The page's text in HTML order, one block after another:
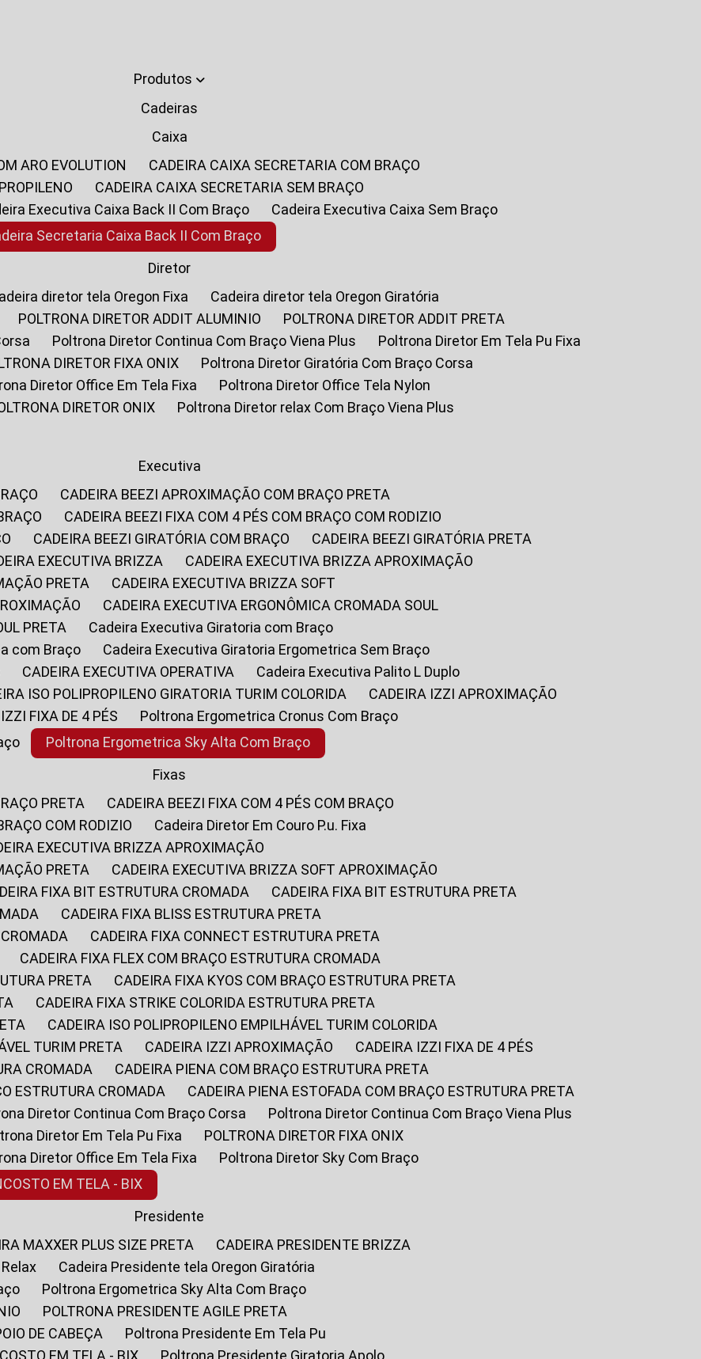
Produtos
Cadeiras
Caixa
ARO EVOLUTION
CADEIRA CAIXA SECRETARIA COM BRAÇO
CADEIRA CAIXA SECRETARIA SEM BRAÇO
Executiva Caixa Back II Com Braço
Cadeira Executiva Caixa Sem Braço
Secretaria Caixa Back II Com Braço
Diretor
Cadeira diretor tela Oregon Fixa
Cadeira diretor tela Oregon Giratória
POLTRONA DIRETOR ADDIT ALUMINIO
POLTRONA DIRETOR ADDIT PRETA
Poltrona Diretor Continua Com Braço Viena Plus
Poltrona Diretor Em Tela Pu Fixa
DIRETOR FIXA ONIX
Poltrona Diretor Giratória Com Braço Corsa
Diretor Office Em Tela Fixa
Poltrona Diretor Office Tela Nylon
DIRETOR ONIX
Poltrona Diretor relax Com Braço Viena Plus
Executiva
CADEIRA BEEZI APROXIMAÇÃO COM BRAÇO PRETA
CADEIRA BEEZI FIXA COM 4 PÉS COM BRAÇO COM RODIZIO
CADEIRA BEEZI GIRATÓRIA COM BRAÇO
CADEIRA BEEZI GIRATÓRIA PRETA
EXECUTIVA BRIZZA
CADEIRA EXECUTIVA BRIZZA APROXIMAÇÃO
PRETA
CADEIRA EXECUTIVA BRIZZA SOFT
CADEIRA EXECUTIVA ERGONÔMICA CROMADA SOUL
PRETA
Cadeira Executiva Giratoria com Braço
com Braço
Cadeira Executiva Giratoria Ergometrica Sem Braço
CADEIRA EXECUTIVA OPERATIVA
Cadeira Executiva Palito L Duplo
ISO POLIPROPILENO GIRATORIA TURIM COLORIDA
CADEIRA IZZI APROXIMAÇÃO
IZZI FIXA DE 4 PÉS
Poltrona Ergometrica Cronus Com Braço
Poltrona Ergometrica Sky Alta Com Braço
Fixas
PRETA
CADEIRA BEEZI FIXA COM 4 PÉS COM BRAÇO
COM RODIZIO
Cadeira Diretor Em Couro P.u. Fixa
EXECUTIVA BRIZZA APROXIMAÇÃO
PRETA
CADEIRA EXECUTIVA BRIZZA SOFT APROXIMAÇÃO
FIXA BIT ESTRUTURA CROMADA
CADEIRA FIXA BIT ESTRUTURA PRETA
CADEIRA FIXA BLISS ESTRUTURA PRETA
CADEIRA FIXA CONNECT ESTRUTURA PRETA
CADEIRA FIXA FLEX COM BRAÇO ESTRUTURA CROMADA
PRETA
CADEIRA FIXA KYOS COM BRAÇO ESTRUTURA PRETA
CADEIRA FIXA STRIKE COLORIDA ESTRUTURA PRETA
CADEIRA ISO POLIPROPILENO EMPILHÁVEL TURIM COLORIDA
TURIM PRETA
CADEIRA IZZI APROXIMAÇÃO
CADEIRA IZZI FIXA DE 4 PÉS
CROMADA
CADEIRA PIENA COM BRAÇO ESTRUTURA PRETA
ESTRUTURA CROMADA
CADEIRA PIENA ESTOFADA COM BRAÇO ESTRUTURA PRETA
Diretor Continua Com Braço Corsa
Poltrona Diretor Continua Com Braço Viena Plus
Diretor Em Tela Pu Fixa
POLTRONA DIRETOR FIXA ONIX
Diretor Office Em Tela Fixa
Poltrona Diretor Sky Com Braço
EM TELA - BIX
Presidente
MAXXER PLUS SIZE PRETA
CADEIRA PRESIDENTE BRIZZA
Cadeira Presidente tela Oregon Giratória
Poltrona Ergometrica Sky Alta Com Braço
POLTRONA PRESIDENTE AGILE PRETA
DE CABEÇA
Poltrona Presidente Em Tela Pu
EM TELA - BIX
Poltrona Presidente Giratoria Apolo